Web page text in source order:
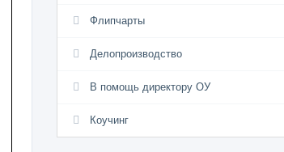
Флипчарты
Делопроизводство
В помощь директору ОУ
Коучинг